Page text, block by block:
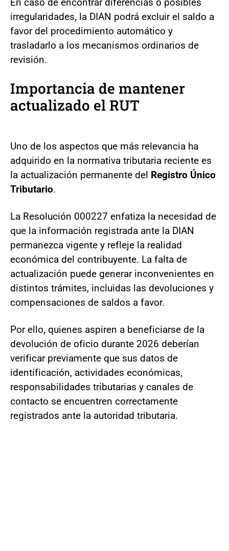
irregularidades, la DIAN podrá excluir el saldo a
favor del procedimiento automático y
trasladarlo a los mecanismos ordinarios de
revisión.
Importancia de mantener
actualizado el RUT
Uno de los aspectos que más relevancia ha
adquirido en la normativa tributaria reciente es
la actualización permanente del Registro Único
Tributario.
La Resolución 000227 enfatiza la necesidad de
que la información registrada ante la DIAN
permanezca vigente y refleje la realidad
económica del contribuyente. La falta de
actualización puede generar inconvenientes en
distintos trámites, incluidas las devoluciones y
compensaciones de saldos a favor.
Por ello, quienes aspiren a beneficiarse de la
devolución de oficio durante 2026 deberían
verificar previamente que sus datos de
identificación, actividades económicas,
responsabilidades tributarias y canales de
contacto se encuentren correctamente
registrados ante la autoridad tributaria.